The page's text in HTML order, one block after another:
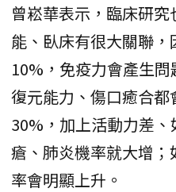
曾崧華表示，臨床研
能、臥床有很大關聯
10%，免疫力會產生
復元能力、傷口癒合
30%，加上活動力差
瘡、肺炎機率就大增
率會明顯上升。